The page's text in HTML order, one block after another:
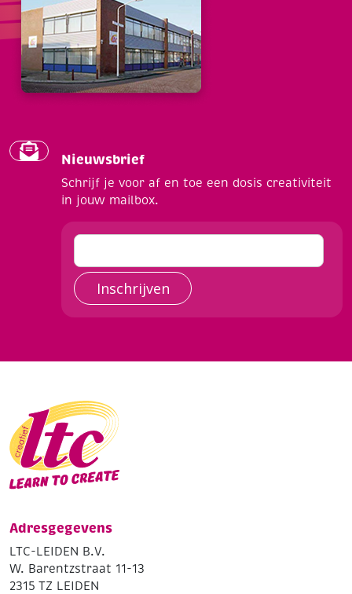
Nieuwsbrief
Schrijf je voor af en toe een dosis creativiteit
in jouw mailbox.
Inschrijven
Adresgegevens
LTC-LEIDEN B.V.
W. Barentzstraat 11-13
2315 TZ LEIDEN